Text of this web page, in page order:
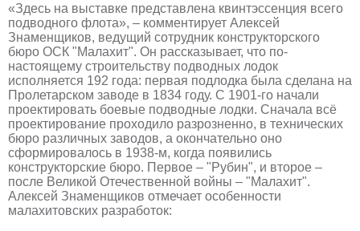
«Здесь на выставке представлена квинтэссенция всего
подводного флота», – комментирует Алексей
Знаменщиков, ведущий сотрудник конструкторского
бюро ОСК "Малахит". Он рассказывает, что по-
настоящему строительству подводных лодок
исполняется 192 года: первая подлодка была сделана на
Пролетарском заводе в 1834 году. С 1901-го начали
проектировать боевые подводные лодки. Сначала всё
проектирование проходило разрозненно, в технических
бюро различных заводов, а окончательно оно
сформировалось в 1938-м, когда появились
конструкторские бюро. Первое – "Рубин", и второе –
после Великой Отечественной войны – "Малахит".
Алексей Знаменщиков отмечает особенности
малахитовских разработок: